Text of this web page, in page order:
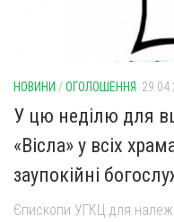
НОВИНИ /ОГОЛОШЕННЯ
У цю неділю для
«Вісла» у всіх
заупокійні
Єпископи УГКЦ для